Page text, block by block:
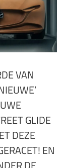
VAN
GLIDE
DEZE
EN